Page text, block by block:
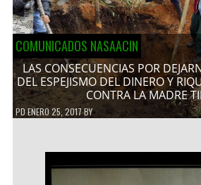
COMUNICADOS NASAACIN
LAS CONSECUENCIAS POR
DEL ESPEJISMO DEL DINERO Y
CONTRA LA MADRE
PDENERO 25, 2017BY